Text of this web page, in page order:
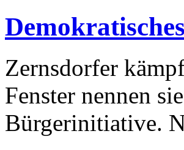
Zernsdorfer
Fenster nennen
Bürgerinitiative.